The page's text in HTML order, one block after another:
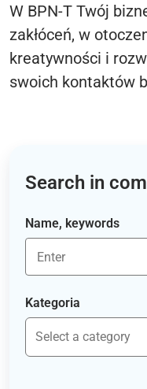
W BPN-T Twój
zakłóceń, w
kreatywności i
swoich kontaktów
Search in
Name, keywords
Kategoria